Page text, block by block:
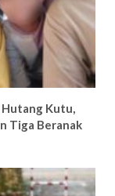
Kutu,
Tiga Beranak